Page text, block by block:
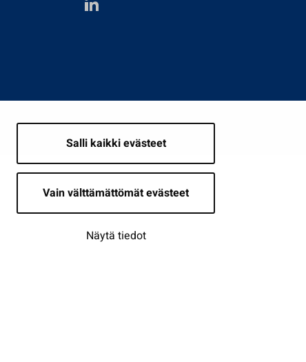
Salli kaikki evästeet
Vain välttämättömät evästeet
Näytä tiedot